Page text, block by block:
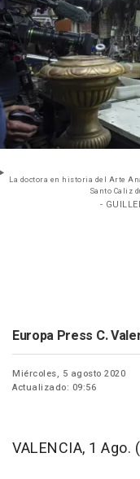
La doctora en historia del Arte Ana Mafé junto a al orfebre Antonio Piró en su taller con el
Santo Caliz
-
Europa Press C.
Miércoles, 5 agosto 2020
Actualizado: 09:56
VALENCIA, 1 Ago.